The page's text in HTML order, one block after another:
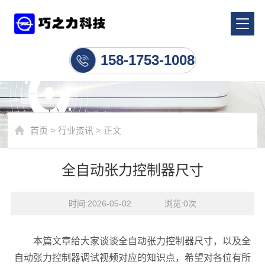
158-1753-1008
首页 >行业资讯 > 正文
全自动张力控制器尺寸
时间:2026-05-02    浏览:0次
本篇文章给大家谈谈全自动张力控制器尺寸，以及全
自动张力控制器调试视频对应的知识点，希望对各位有所